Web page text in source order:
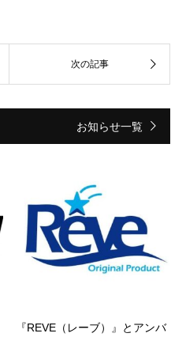
お知らせ一覧
『REVE（レーブ）』とアンバ